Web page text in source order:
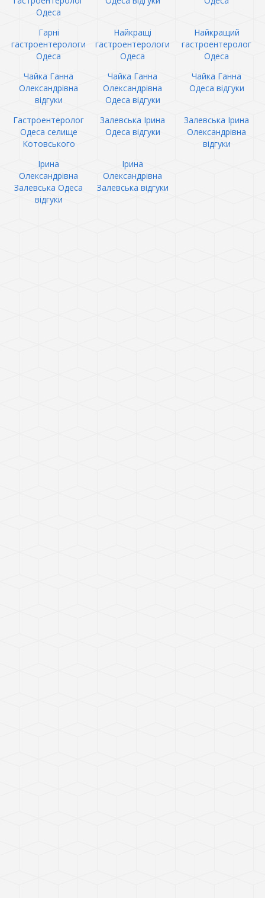
Одеса
Гарні
гастроентерологи
Одеса
Найкращі
гастроентерологи
Одеса
Найкращий
гастроентеролог
Одеса
Чайка Ганна
Олександрівна
відгуки
Чайка Ганна
Олександрівна
Одеса відгуки
Чайка Ганна
Одеса відгуки
Гастроентеролог
Одеса селище
Котовського
Залевська Ірина
Одеса відгуки
Залевська Ірина
Олександрівна
відгуки
Ірина
Олександрівна
Залевська Одеса
відгуки
Ірина
Олександрівна
Залевська відгуки